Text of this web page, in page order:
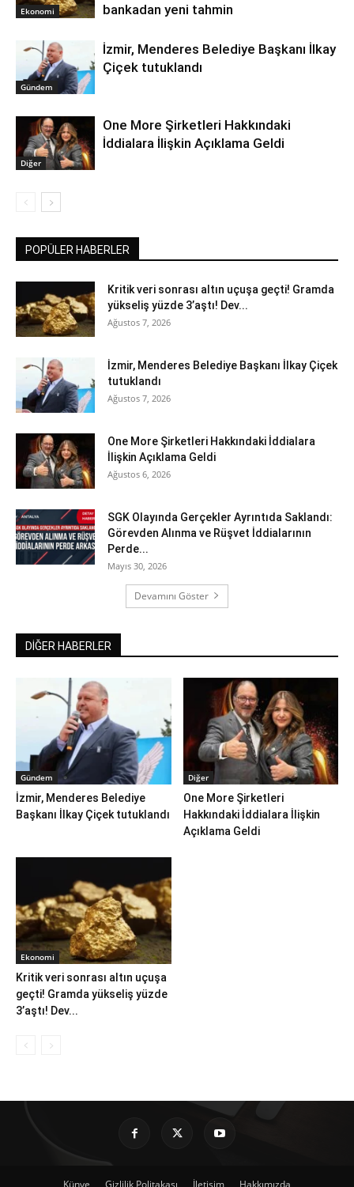
Ekonomi
bankadan yeni tahmin
Gündem
İzmir, Menderes Belediye Başkanı İlkay
Çiçek tutuklandı
Diğer
One More Şirketleri Hakkındaki
İddialara İlişkin Açıklama Geldi
POPÜLER HABERLER
Kritik veri sonrası altın uçuşa geçti! Gramda
yükseliş yüzde 3’aştı! Dev...
Ağustos 7, 2026
İzmir, Menderes Belediye Başkanı İlkay Çiçek
tutuklandı
Ağustos 7, 2026
One More Şirketleri Hakkındaki İddialara
İlişkin Açıklama Geldi
Ağustos 6, 2026
SGK Olayında Gerçekler Ayrıntıda Saklandı:
Görevden Alınma ve Rüşvet İddialarının
Perde...
Mayıs 30, 2026
Devamını Göster
DİĞER HABERLER
Gündem
İzmir, Menderes Belediye
Başkanı İlkay Çiçek tutuklandı
Diğer
One More Şirketleri
Hakkındaki İddialara İlişkin
Açıklama Geldi
Ekonomi
Kritik veri sonrası altın uçuşa
geçti! Gramda yükseliş yüzde
3’aştı! Dev...
Künye Gizlilik Politakası İletişim Hakkımızda